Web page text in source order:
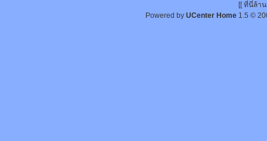
[[ ที่นี่ล้า
Powered by UCenter Home 1.5 ©